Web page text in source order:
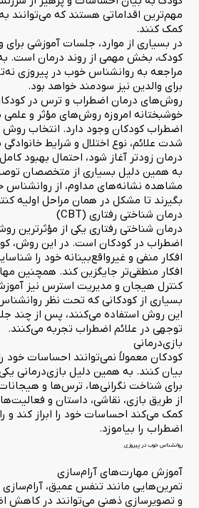
مهم‌ترین اقداماتی هستند که
کمک کنند.
در بسیاری از موارد، جلسات آموزشی برای
کودک، بخش مهمی از روند درمان است.
مراجعه به روانشناس خوب در پیروزی
برای والدین نیز سودمند خواهد بود.
روش‌های درمان اضطراب و ترس در
خوشبختانه امروزه روش‌های مؤثر و علمی
اضطراب کودکان وجود دارد. انتخاب
شدت علائم، نوع اختلال و شرایط
درمان زودتر آغاز شود، احتمال بهبود
به همین دلیل بسیاری از متخصصان
مشاهده نشانه‌های مداوم، از
بگیرند تا مشکل در همان مراحل اولیه
درمان شناختی رفتاری (CBT)
درمان شناختی رفتاری یکی از مؤثرترین
اضطراب در کودکان است. در این روش،
افکار منفی و غیرواقع‌بینانه خود را
افکار منطقی‌تر جایگزین کند. همچنین
کنترل هیجان و مدیریت استرس نیز
بسیاری از کودکانی که تحت نظر
این روش استفاده می‌کنند، پس از چند
توجهی در علائم اضطراب تجربه می‌کنند.
بازی‌درمانی
کودکان معمولاً نمی‌توانند احساسات خود
بیان کنند. به همین دلیل بازی‌درمانی
برای شناخت نگرانی‌ها، ترس‌ها و
از طریق بازی، نقاشی، داستان و
کمک می‌کند احساسات خود را ابراز کند و
اضطراب را بیاموزد.
روانشناس خوب در پیروزی
آموزش مهارت‌های آرام‌سازی
تمرین‌هایی مانند تنفس عمیق،
و تصویرسازی ذهنی می‌توانند در کاهش